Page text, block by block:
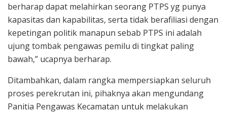
berharap dapat melahirkan seorang PTPS yg punya
kapasitas dan kapabilitas, serta tidak berafiliasi dengan
kepetingan politik manapun sebab PTPS ini adalah
ujung tombak pengawas pemilu di tingkat paling
bawah,” ucapnya berharap.
Ditambahkan, dalam rangka mempersiapkan seluruh
proses perekrutan ini, pihaknya akan mengundang
Panitia Pengawas Kecamatan untuk melakukan